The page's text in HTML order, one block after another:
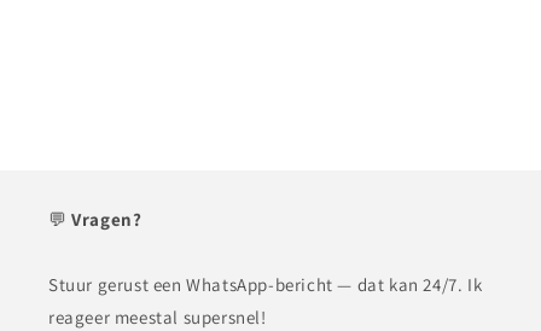
💬Vragen?
Stuur gerust een WhatsApp-bericht — dat kan 24/7. Ik
reageer meestal supersnel!